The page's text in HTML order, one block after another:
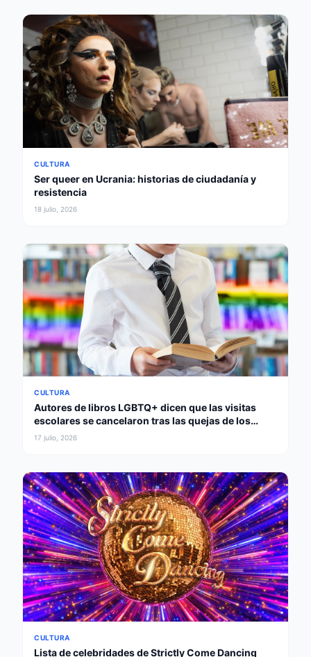
CULTURA
Ser queer en Ucrania: historias de ciudadanía y
resistencia
18 julio, 2026
CULTURA
Autores de libros LGBTQ+ dicen que las visitas
escolares se cancelaron tras las quejas de los
padres
17 julio, 2026
CULTURA
Lista de celebridades de Strictly Come Dancing